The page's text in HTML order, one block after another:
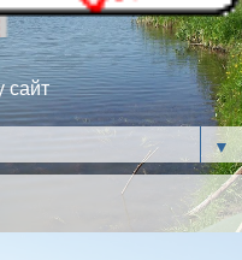
сайт
▼